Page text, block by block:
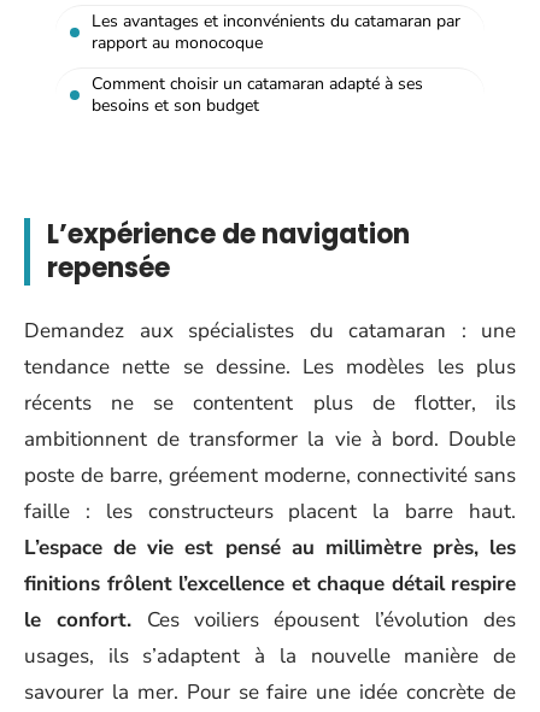
Les avantages et inconvénients du catamaran par
rapport au monocoque
Comment choisir un catamaran adapté à ses
besoins et son budget
L’expérience de navigation
repensée
Demandez aux spécialistes du catamaran : une
tendance nette se dessine. Les modèles les plus
récents ne se contentent plus de flotter, ils
ambitionnent de transformer la vie à bord. Double
poste de barre, gréement moderne, connectivité sans
faille : les constructeurs placent la barre haut.
L’espace de vie est pensé au millimètre près, les
finitions frôlent l’excellence et chaque détail respire
le confort. Ces voiliers épousent l’évolution des
usages, ils s’adaptent à la nouvelle manière de
savourer la mer. Pour se faire une idée concrète de